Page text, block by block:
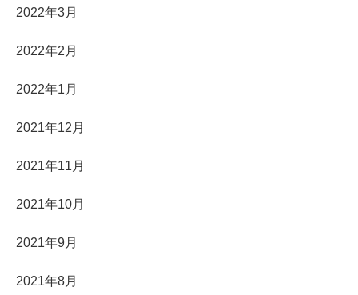
2022年3月
2022年2月
2022年1月
2021年12月
2021年11月
2021年10月
2021年9月
2021年8月